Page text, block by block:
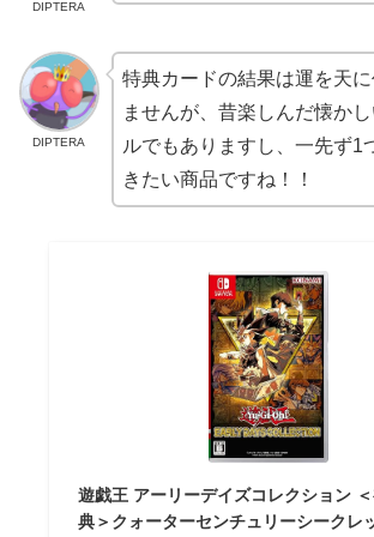
DIPTERA
DIPTERA
特典カードの結果は運を天
ませんが、昔楽しんだ懐か
ルでもありますし、一先ず1
きたい商品ですね！！
遊戯王 アーリーデイズコレクション
典＞クォーターセンチュリーシークレ